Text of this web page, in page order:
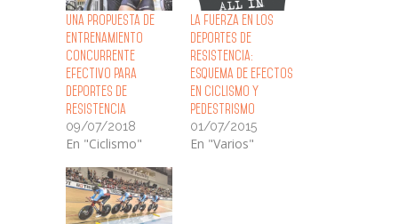
Una propuesta de
entrenamiento
concurrente
efectivo para
deportes de
resistencia
09/07/2018
En "Ciclismo"
La fuerza en los
deportes de
resistencia:
esquema de efectos
en ciclismo y
pedestrismo
01/07/2015
En "Varios"